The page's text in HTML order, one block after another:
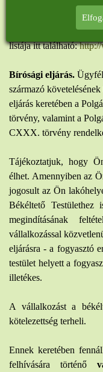
fogyasztóvédelmi
elsőfokú hatósági
illetékes fővárosi és
listája itt található:
Bírósági eljárás.
származó
eljárás keretében a
törvény, valamint a
CXXX. törvény
Tájékoztatjuk, hogy
élhet. Amennyiben az
jogosult az Ön
Békéltető Testülethez
megindításának
vállalkozással
eljárásra - a fogyasztó
testület helyett a
illetékes.
A vállalkozást a
kötelezettség terheli.
Ennek keretében
felhívására történő